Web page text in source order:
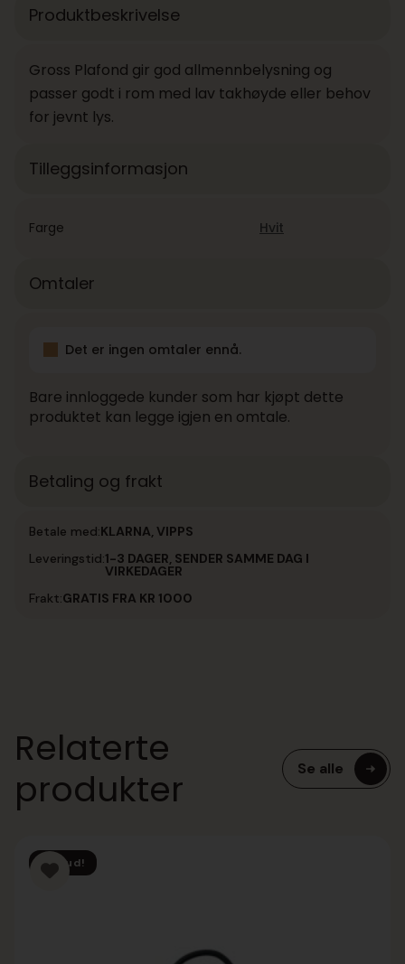
Produktbeskrivelse
Gross Plafond gir god allmennbelysning og
passer godt i rom med lav takhøyde eller behov
for jevnt lys.
Tilleggsinformasjon
Farge Hvit
Omtaler
Det er ingen omtaler ennå.
Bare innloggede kunder som har kjøpt dette
produktet kan legge igjen en omtale.
Betaling og frakt
Betale med:KLARNA, VIPPS
Leveringstid:1-3 DAGER, SENDER SAMME DAG I
VIRKEDAGER
Frakt:GRATIS FRA KR 1000
Relaterte
produkter
Se alle
Tilbud!